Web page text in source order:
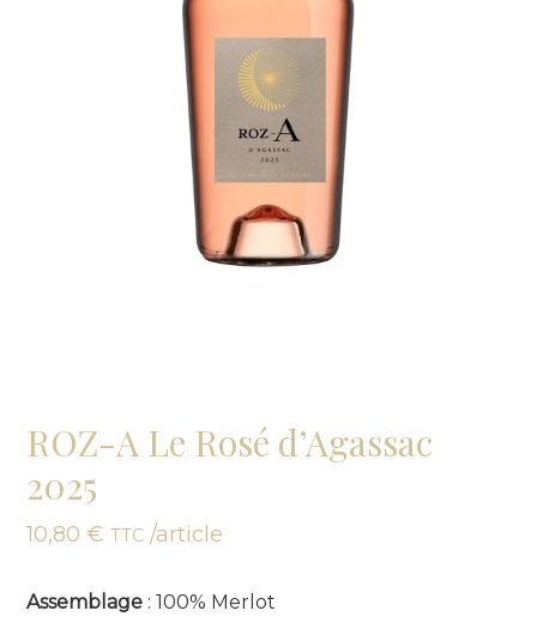
ROZ-A Le Rosé d’Agassac
2025
10,80 € TTC /article
Assemblage : 100% Merlot